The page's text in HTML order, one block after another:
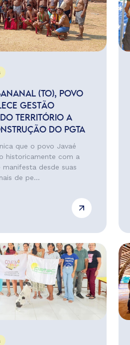
(TO), POVO
GESTÃO
TERRITÓRIO A
DO PGTA
que o povo Javaé
historicamente com a
manifesta desde suas
de pe...